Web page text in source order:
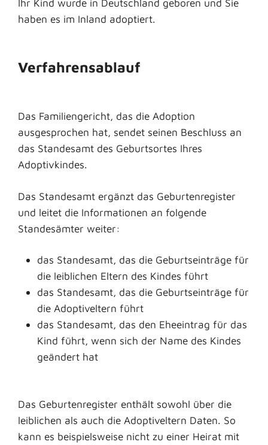
Ihr Kind wurde in Deutschland geboren und Sie
haben es im Inland adoptiert.
Verfahrensablauf
Das Familiengericht, das die Adoption
ausgesprochen hat, sendet seinen Beschluss an
das Standesamt des Geburtsortes Ihres
Adoptivkindes.
Das Standesamt ergänzt das Geburtenregister
und leitet die Informationen an folgende
Standesämter weiter:
das Standesamt, das die Geburtseinträge für
die leiblichen Eltern des Kindes führt
das Standesamt, das die Geburtseinträge für
die Adoptiveltern führt
das Standesamt, das den Eheeintrag für das
Kind führt, wenn sich der Name des Kindes
geändert hat
Das Geburtenregister enthält sowohl über die
leiblichen als auch die Adoptiveltern Daten. So
kann es beispielsweise nicht zu einer Heirat mit